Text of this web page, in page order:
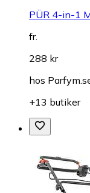
PÜR 4-in-1
fr.
288 kr
hos
+13 butiker